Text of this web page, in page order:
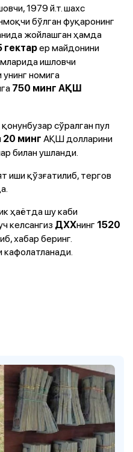
1979 й.т. шахс
бўлган фуқаронинг
жойлашган ҳамда
гектарер майдонини
ишловчи
номига
750 минг АҚШ
сўралган пул
20 минг АҚШ долларини
билан ушланди.
иши қўзғатилиб, тергов
ҳаётда шу каби
келсангиз ДХХнинг 1520
хабар беринг.
кафолатланади.